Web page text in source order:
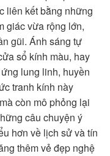
liên kết bằng những
giác vừa rộng lớn,
gũi. Ánh sáng tự
sổ kính màu, hay
lung linh, huyền
tranh kính này
còn mô phỏng lại
câu chuyện ý
hơn về lịch sử và tín
thêm vẻ đẹp nghệ